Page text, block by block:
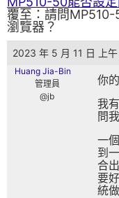
覆至：請問
瀏覽器？
2023 年 5 月 11 日 上
Huang Jia-Bin
管理員
@jb
你
我
問
一
到
合
要
統